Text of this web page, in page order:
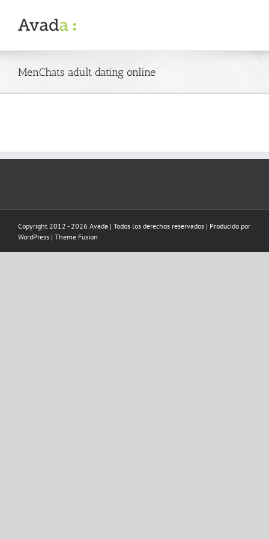
content
MenChats adult dating online
Copyright 2012 - 2026 Avada | Todos los derechos reservados | Producido por
WordPress | Theme Fusion